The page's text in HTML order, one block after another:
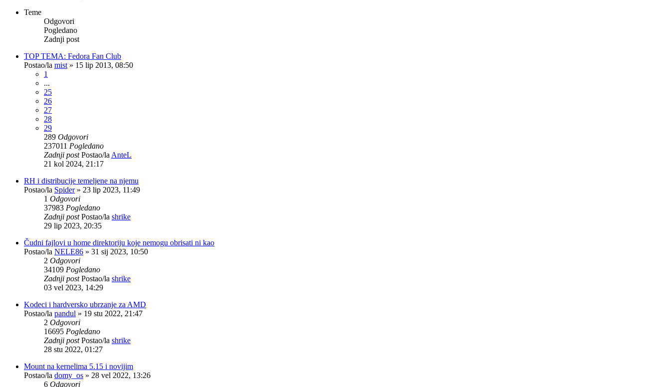
Teme
Odgovori
Pogledano
Zadnji post
TOP TEMA: Fedora Fan Club
Postao/la mist » 15 lip 2013, 08:50
1
...
25
26
27
28
29
289 Odgovori
237011 Pogledano
Zadnji postPostao/la AnteL
21 kol 2024, 21:17
RH i distribucije temeljene na njemu
Postao/la Spider» 23 lip 2023, 11:49
1 Odgovori
37983 Pogledano
Zadnji postPostao/la shrike
29 lip 2023, 20:35
Čudni fajlovi u home direktoriju koje nemogu obrisati ni kao
Postao/la NELE86 » 31 sij 2023, 10:50
2 Odgovori
34109 Pogledano
Zadnji postPostao/la shrike
03 vel 2023, 14:29
Kodeci i hardversko ubrzanje za AMD
Postao/la pandul » 19 stu 2022, 21:47
2 Odgovori
16695 Pogledano
Zadnji postPostao/la shrike
28 stu 2022, 01:27
Mount na kernelima 5.15 i novijim
Postao/la domy_os » 28 vel 2022, 13:26
6 Odgovori